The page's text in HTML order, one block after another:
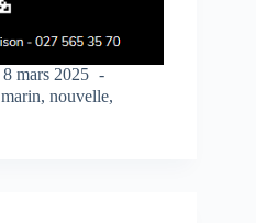
8 mars 2025
marin, nouvelle,